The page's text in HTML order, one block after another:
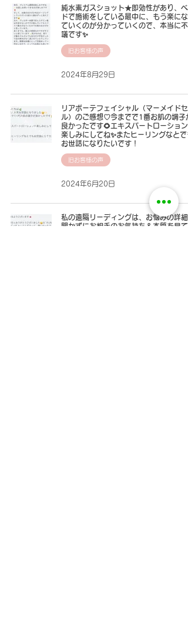
純水素ガスショット★即効性があり、ベ
ドで施術をしている最中に、もう楽にな
ていくのが分かっていくので、本当に不
議です✨
旧お客様の声
2024年8月29日
リアボーテフェイシャル（マーメイドセ
ル）のご感想♡今までで1番お肌の調子
良かったです🌻エキスパートローション
楽しみにしてね✨またヒーリングなとで
お世話になりたいです！
旧お客様の声
2024年6月20日
私の遠隔リーディングは、お悩みの詳細
聞かずにお相手のお気持ち＆本質を見て